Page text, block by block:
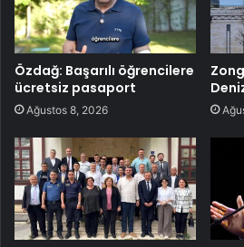
Özdağ: Başarılı öğrencilere
ücretsiz pasaport
Ağustos 8, 2026